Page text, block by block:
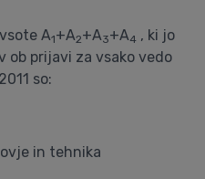
A1+A2+A3+A4 , ki jo
ob prijavi za vsako vedo
so:
in tehnika